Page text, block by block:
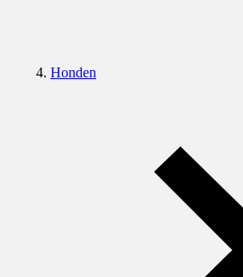
Honden